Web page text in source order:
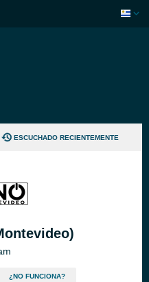
ESCUCHADO RECIENTEMENTE
¿NO FUNCIONA?